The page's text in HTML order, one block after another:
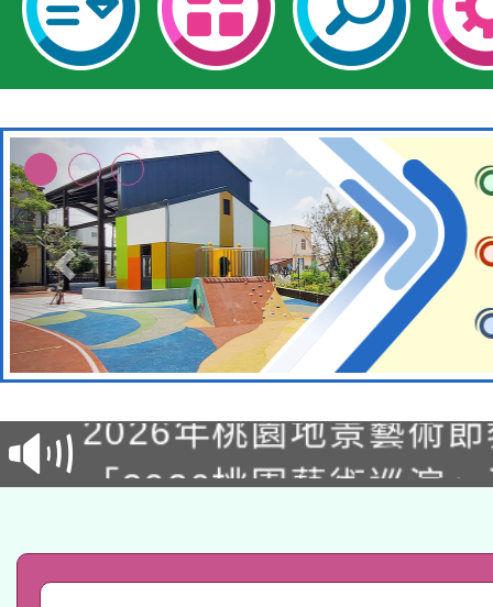
115年8月22日(星期六
桃園市孔廟祈福系列
開 智慧啟航」
2026年桃園地景藝術
「2026桃園藝術巡演
國立臺灣師範大學辦理
函轉國家教育研究院中